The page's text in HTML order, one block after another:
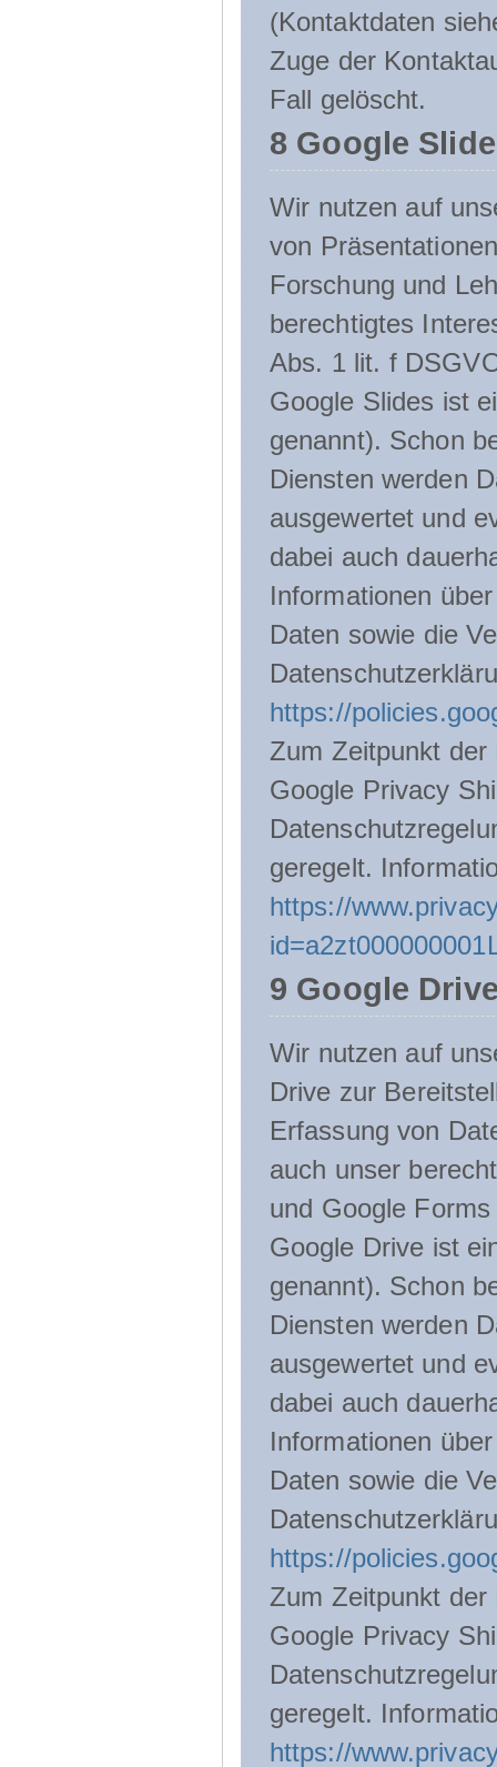
(Kontaktdaten
Zuge der
Fall gelöscht.
8 Google
Wir nutzen auf
von
Forschung und
berechtigtes
Abs. 1 lit. f
Google Slides ist
genannt). Schon
Diensten werden
ausgewertet und
dabei auch
Informationen
Daten sowie die
https://
Zum Zeitpunkt der
Google Privacy
geregelt.
https://
9 Google
Wir nutzen auf
Drive zur
Erfassung von
auch unser
und Google
Google Drive ist
genannt). Schon
Diensten werden
ausgewertet und
dabei auch
Informationen
Daten sowie die
https://
Zum Zeitpunkt der
Google Privacy
geregelt.
https://